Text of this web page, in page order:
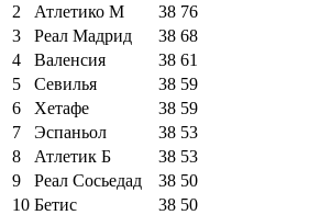
2
Атлетико М 38 76
3
Реал Мадрид 38 68
4
Валенсия 38 61
5
Севилья 38 59
6
Хетафе 38 59
7
Эспаньол 38 53
8
Атлетик Б 38 53
9
Реал Сосьедад 38 50
10 Бетис 38 50